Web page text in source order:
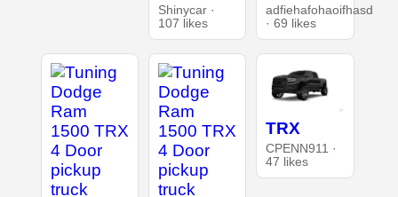
Shinycar ·
107 likes
adfiehafohaoifhasd
· 69 likes
TRX
CPENN911 ·
47 likes